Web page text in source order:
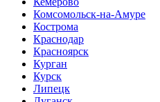
Комсомольск-на-Амуре
Кострома
Краснодар
Красноярск
Курган
Курск
Липецк